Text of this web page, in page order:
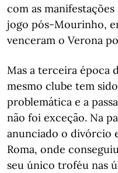
com as
jogo pós-Mourinho,
venceram o Verona
Mas a terceira época
mesmo clube tem
problemática e a
não foi exceção. Na
anunciado o divórcio
Roma, onde
seu único troféu nas